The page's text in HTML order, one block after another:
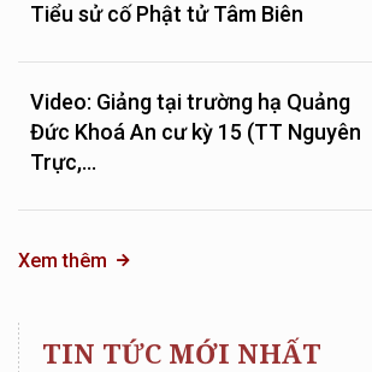
Tiểu sử cố Phật tử Tâm Biên
Video: Giảng tại trường hạ Quảng
Đức Khoá An cư kỳ 15 (TT Nguyên
Trực,...
Xem thêm
TIN TỨC MỚI NHẤT